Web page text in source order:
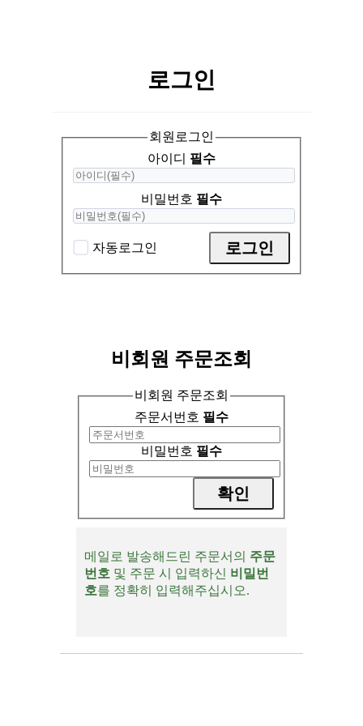
로그인
회원로그인
아이디 필수
비밀번호 필수
자동로그인 로그인
비회원 주문조회
비회원 주문조회
주문서번호 필수
비밀번호 필수
메일로 발송해드린 주문서의 주문
번호 및 주문 시 입력하신 비밀번
호를 정확히 입력해주십시오.